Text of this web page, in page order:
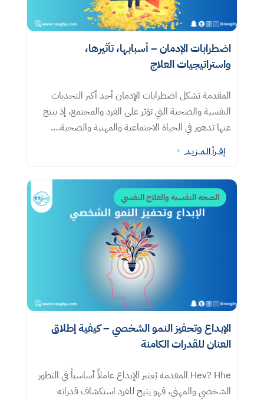
اضطرابات الإدمان – أسبابها، تأثيرها،
واستراتيجيات العلاج
المقدمة تشكل اضطرابات الإدمان أحد أكبر التحديات
النفسية والصحية التي تؤثر على الفرد والمجتمع، إذ ينتج
عنها تدهور في الحياة الاجتماعية والمهنية والصحية....
إقــرأ الـمــزيـد 5
الصحة النفسية والعلاج النفسي
الإبداع وتحفيز النمو الشخصي – كيفية إطلاق
العنان للقدرات الكامنة
Hev? Hhe المقدمة يُعتبر الإبداع عاملاً أساسياً في التطور
الشخصي والمهني، فهو يتيح للفرد استكشاف قدراته